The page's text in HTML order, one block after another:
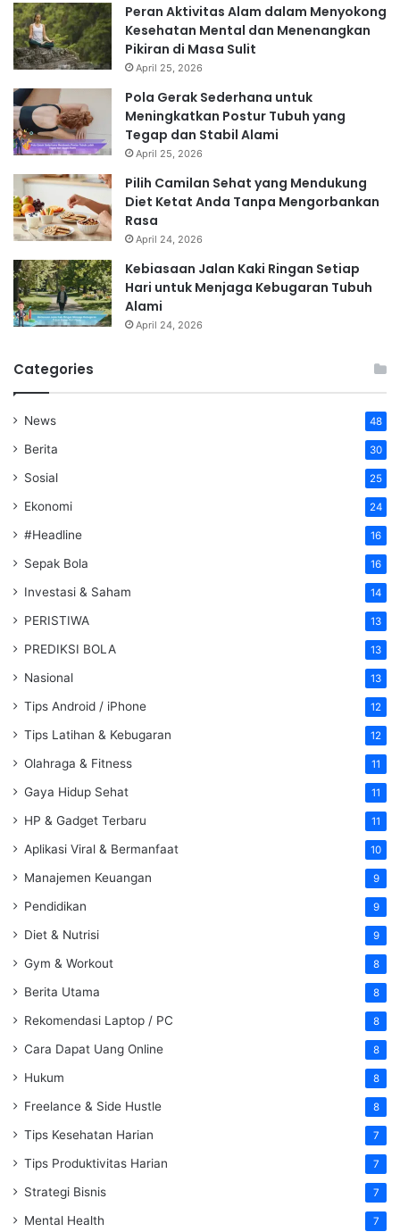
Peran Aktivitas Alam dalam Menyokong
Kesehatan Mental dan Menenangkan
Pikiran di Masa Sulit
April 25, 2026
Pola Gerak Sederhana untuk
Meningkatkan Postur Tubuh yang
Tegap dan Stabil Alami
April 25, 2026
Pilih Camilan Sehat yang Mendukung
Diet Ketat Anda Tanpa Mengorbankan
Rasa
April 24, 2026
Kebiasaan Jalan Kaki Ringan Setiap
Hari untuk Menjaga Kebugaran Tubuh
Alami
April 24, 2026
Categories
News 48
Berita 30
Sosial 25
Ekonomi 24
#Headline 16
Sepak Bola 16
Investasi & Saham 14
PERISTIWA 13
PREDIKSI BOLA 13
Nasional 13
Tips Android / iPhone 12
Tips Latihan & Kebugaran 12
Olahraga & Fitness 11
Gaya Hidup Sehat 11
HP & Gadget Terbaru 11
Aplikasi Viral & Bermanfaat 10
Manajemen Keuangan 9
Pendidikan 9
Diet & Nutrisi 9
Gym & Workout 8
Berita Utama 8
Rekomendasi Laptop / PC 8
Cara Dapat Uang Online 8
Hukum 8
Freelance & Side Hustle 8
Tips Kesehatan Harian 7
Tips Produktivitas Harian 7
Strategi Bisnis 7
Mental Health 7